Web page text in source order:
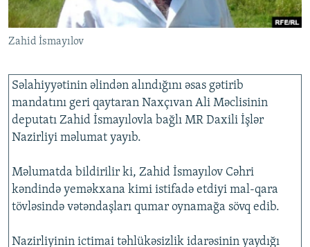
KARIKATURA
İSLAM VƏ DEMOKRATIYA
İZ - MƏDƏNIYYƏT PROQRAMI
PEŞƏ ETIKASI VƏ JURNALISTIKA STANDARTLARIMIZ
MATERIALLARIMIZDAN ISTIFADƏ
BIZIMLƏ ƏLAQƏ
XƏBƏR BÜLLETENLƏRIMIZ
BIZI IZLƏ
RFE/RL-in bütün saytları
Zahid İsmayılov
Səlahiyyətinin əlindən alındığını əsas gətirib
mandatını geri qaytaran Naxçıvan Ali Məclisinin
deputatı Zahid İsmayılovla bağlı MR Daxili İşlər
Nazirliyi məlumat yayıb.
Məlumatda bildirilir ki, Zahid İsmayılov Cəhri
kəndində yeməkxana kimi istifadə etdiyi mal-qara
tövləsində vətəndaşları qumar oynamağa sövq edib.
Nazirliyinin ictimai təhlükəsizlik idarəsinin yaydığı